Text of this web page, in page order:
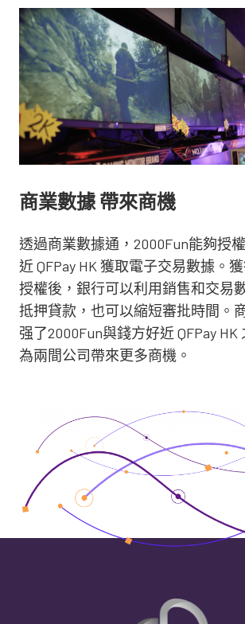
商業數據 帶來商機
透過商業數據通，2000Fun能夠授
近 QFPay HK 獲取電子交易數據。
授權後，銀行可以利用銷售和交易
抵押貸款，也可以縮短審批時間。
强了2000Fun與錢方好近 QFPay HK
為兩間公司帶來更多商機。